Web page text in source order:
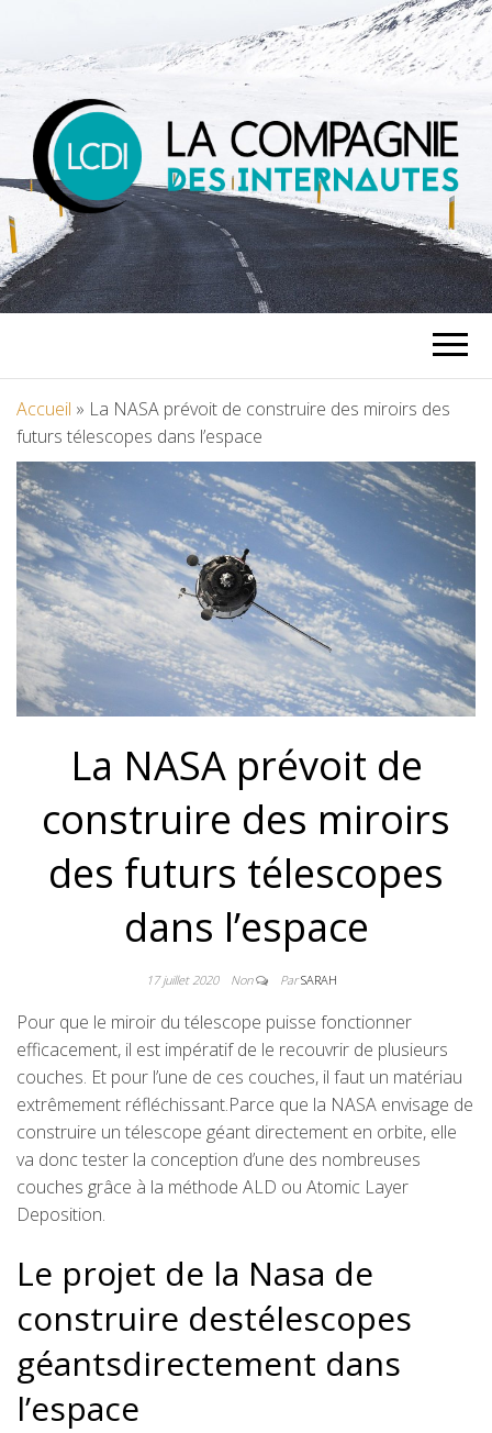
LA
COMPAGNIE
DES
INTERNAUTES
Accueil » La NASA prévoit de construire des miroirs des
futurs télescopes dans l’espace
La NASA prévoit de
construire des miroirs
des futurs télescopes
dans l’espace
17 juillet 2020 Non ParSARAH
Pour que le miroir du télescope puisse fonctionner
efficacement, il est impératif de le recouvrir de plusieurs
couches. Et pour l’une de ces couches, il faut un matériau
extrêmement réfléchissant.Parce que la NASA envisage de
construire un télescope géant directement en orbite, elle
va donc tester la conception d’une des nombreuses
couches grâce à la méthode ALD ou Atomic Layer
Deposition.
Le projet de la Nasa de
construire destélescopes
géantsdirectement dans
l’espace